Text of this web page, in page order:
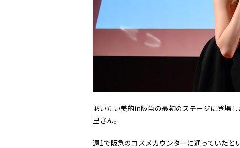
あいたい美的in阪急の最初のステージに登場
里さん。
週1で阪急のコスメカウンターに通っていたと